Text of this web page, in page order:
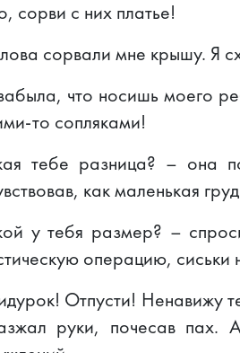
сорви с них платье!
сорвали мне крышу. Я
что носишь моего
то сопляками!
тебе разница? – она
как маленькая
у тебя размер? –
операцию,
Отпусти! Ненавижу
руки, почесав пах.